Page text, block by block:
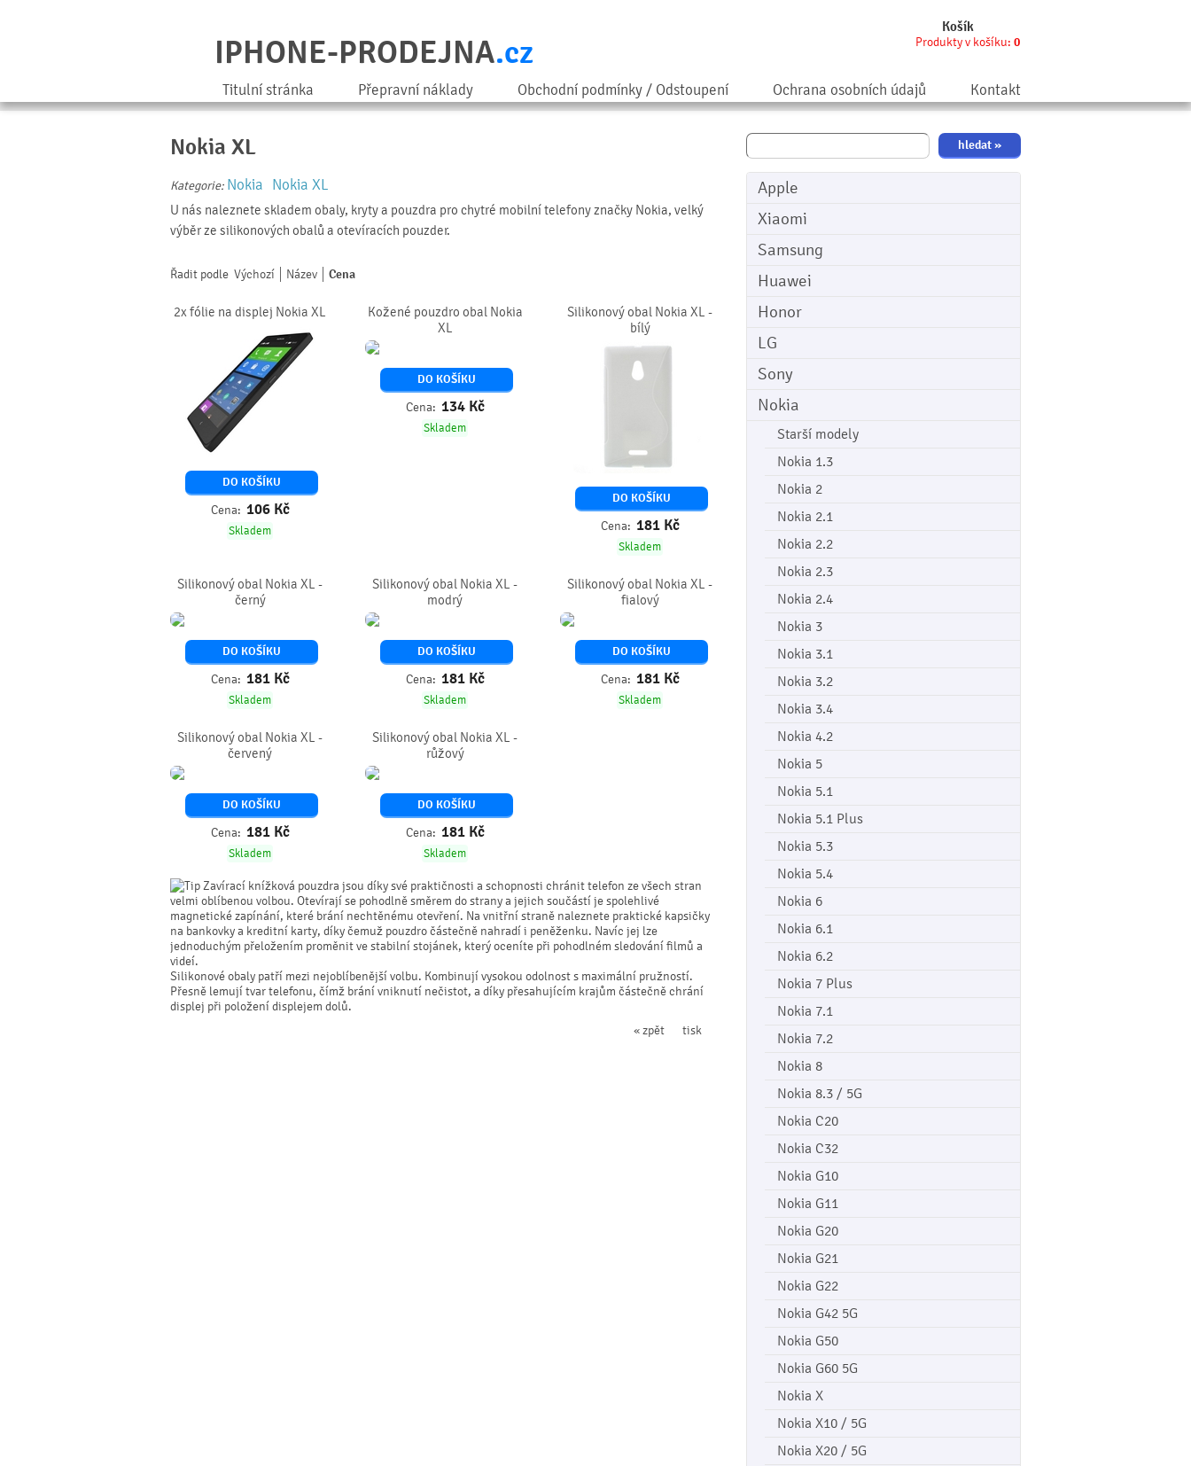
Košík
Produkty v košíku: 0
IPHONE-PRODEJNA.cz
Titulní stránka Přepravní náklady Obchodní podmínky / Odstoupení Ochrana osobních údajů Kontakt
Apple
Xiaomi
Samsung
Huawei
Honor
LG
Sony
Nokia
Starší modely
Nokia 1.3
Nokia 2
Nokia 2.1
Nokia 2.2
Nokia 2.3
Nokia 2.4
Nokia 3
Nokia 3.1
Nokia 3.2
Nokia 3.4
Nokia 4.2
Nokia 5
Nokia 5.1
Nokia 5.1 Plus
Nokia 5.3
Nokia 5.4
Nokia 6
Nokia 6.1
Nokia 6.2
Nokia 7 Plus
Nokia 7.1
Nokia 7.2
Nokia 8
Nokia 8.3 / 5G
Nokia C20
Nokia C32
Nokia G10
Nokia G11
Nokia G20
Nokia G21
Nokia G22
Nokia G42 5G
Nokia G50
Nokia G60 5G
Nokia X
Nokia X10 / 5G
Nokia X20 / 5G
Nokia XL
Kategorie: Nokia Nokia XL
U nás naleznete skladem obaly, kryty a pouzdra pro chytré mobilní telefony značky Nokia, velký
výběr ze silikonových obalů a otevíracích pouzder.
Řadit podle Výchozí Název Cena
2x fólie na displej Nokia XL
DO KOŠÍKU
Cena: 106 Kč
Skladem
Kožené pouzdro obal Nokia
XL
DO KOŠÍKU
Cena: 134 Kč
Skladem
Silikonový obal Nokia XL -
bílý
DO KOŠÍKU
Cena: 181 Kč
Skladem
Silikonový obal Nokia XL -
černý
DO KOŠÍKU
Cena: 181 Kč
Skladem
Silikonový obal Nokia XL -
modrý
DO KOŠÍKU
Cena: 181 Kč
Skladem
Silikonový obal Nokia XL -
fialový
DO KOŠÍKU
Cena: 181 Kč
Skladem
Silikonový obal Nokia XL -
červený
DO KOŠÍKU
Cena: 181 Kč
Skladem
Silikonový obal Nokia XL -
růžový
DO KOŠÍKU
Cena: 181 Kč
Skladem
Zavírací knížková pouzdra jsou díky své praktičnosti a schopnosti chránit telefon ze všech stran
velmi oblíbenou volbou. Otevírají se pohodlně směrem do strany a jejich součástí je spolehlivé
magnetické zapínání, které brání nechtěnému otevření. Na vnitřní straně naleznete praktické kapsičky
na bankovky a kreditní karty, díky čemuž pouzdro částečně nahradí i peněženku. Navíc jej lze
jednoduchým přeložením proměnit ve stabilní stojánek, který oceníte při pohodlném sledování filmů a
videí.
Silikonové obaly patří mezi nejoblíbenější volbu. Kombinují vysokou odolnost s maximální pružností.
Přesně lemují tvar telefonu, čímž brání vniknutí nečistot, a díky přesahujícím krajům částečně chrání
displej při položení displejem dolů.
tisk
« zpět